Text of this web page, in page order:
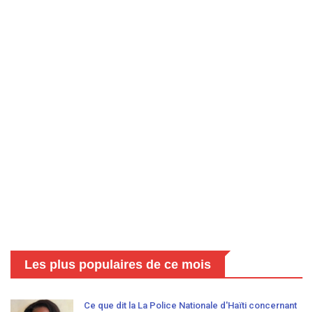
Les plus populaires de ce mois
Ce que dit la La Police Nationale d'Haïti concernant